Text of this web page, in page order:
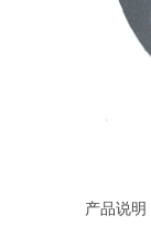
产品说明